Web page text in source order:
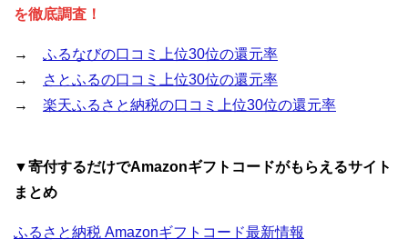
を徹底調査！
→ ふるなびの口コミ上位30位の還元率
→
さとふるの口コミ上位30位の還元率
→ 楽天ふるさと納税の口コミ上位30位の還元率
▼寄付するだけでAmazonギフトコードがもらえるサイト
まとめ
ふるさと納税 Amazonギフトコード最新情報